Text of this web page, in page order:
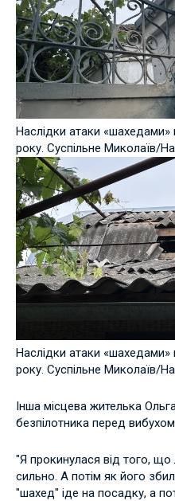
Наслідки атаки «шахедами»
року. Суспільне Миколаїв/
Наслідки атаки «шахедами»
року. Суспільне Миколаїв/
Інша місцева жителька
безпілотника перед вибухом.
"Я прокинулася від того, що
сильно. А потім як його
"шахед" іде на посадку, а